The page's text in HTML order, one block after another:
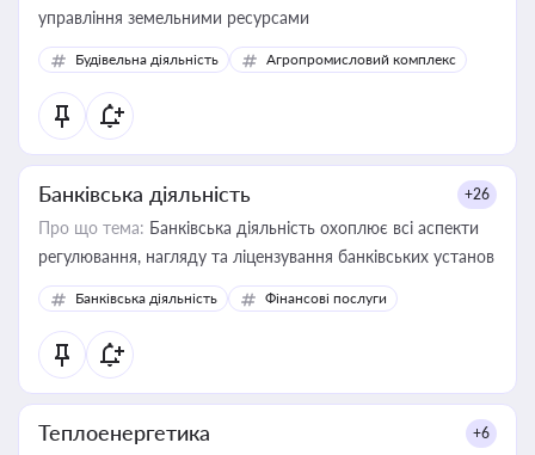
управління земельними ресурсами
Будівельна діяльність Агропромисловий комплекс
Банківська діяльність +26
Про що тема: Банківська діяльність охоплює всі аспекти
регулювання, нагляду та ліцензування банківських установ
Банківська діяльність Фінансові послуги
Теплоенергетика +6